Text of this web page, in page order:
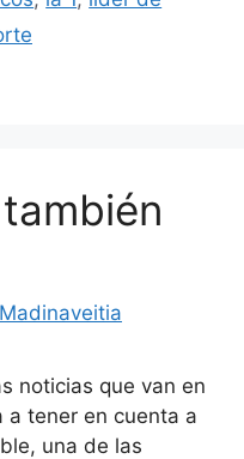
noticias que van en
a tener en cuenta a
una de las